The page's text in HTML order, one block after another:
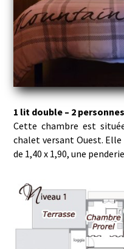
1 lit double – 2 personnes
Cette chambre est
chalet versant Ouest.
de 1,40 x 1,90, une